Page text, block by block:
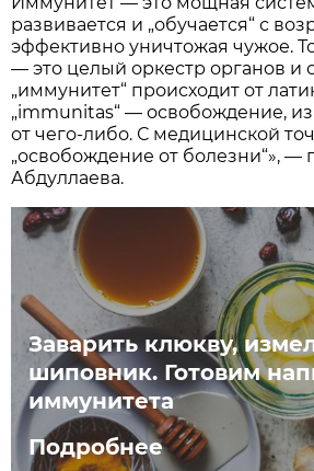
развивается и „обучается“ с
эффективно уничтожая чужое.
— это целый оркестр органов и
„иммунитет“ происходит от
„immunitas“ — освобождение,
от чего-либо. С медицинской
„освобождение от болезни“», —
Абдуллаева.
Заварить клюкву,
шиповник. Готовим
иммунитета
Подробнее